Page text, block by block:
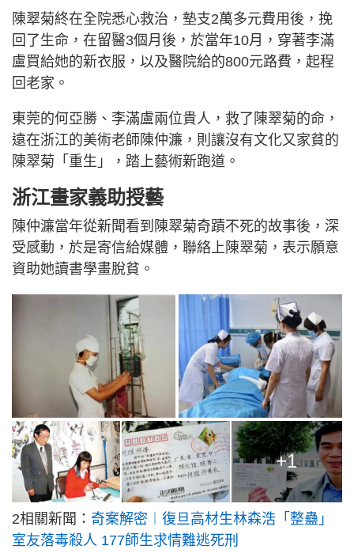
陳翠菊終在全院悉心救治，墊支2萬多元費用後，挽
回了生命，在留醫3個月後，於當年10月，穿著李滿
盧買給她的新衣服，以及醫院給的800元路費，起程
回老家。
東莞的何亞勝、李滿盧兩位貴人，救了陳翠菊的命，
遠在浙江的美術老師陳仲濂，則讓沒有文化又家貧的
陳翠菊「重生」，踏上藝術新跑道。
浙江畫家義助授藝
陳仲濂當年從新聞看到陳翠菊奇蹟不死的故事後，深
受感動，於是寄信給媒體，聯絡上陳翠菊，表示願意
資助她讀書學畫脫貧。
+1
2相關新聞： 奇案解密︱復旦高材生林森浩「整蠱」
室友落毒殺人 177師生求情難逃死刑